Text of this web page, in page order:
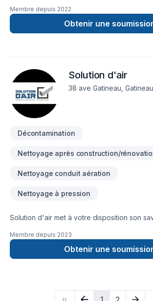
d'aération, Cuisine, Décontamination,
Excavation intérieur, Fondation, Garage,
Rénovation générale, Revêtement
rigueur. Nous privilégions la transparence,
l'efficacité pour bâtir des relations de
clients. Demandez votre soumission
démarrez votre projet en toute confiance.
Membre depuis 2022
Obtenir une
Solution d'air
38 ave Gatineau,
Décontamination
Nettoyage après construction/
Nettoyage conduit aération
Nettoyage à pression
Solution d'air met à votre disposition son
espaces à Montréal,Outaouais. Notre
vous accompagne à chaque étape, avec
mesure et un service clé en main
d'exception, centré sur vos besoins et vos
Membre depuis 2023
Obtenir une